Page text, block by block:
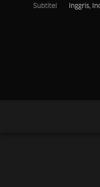
Subtitel
Inggris,